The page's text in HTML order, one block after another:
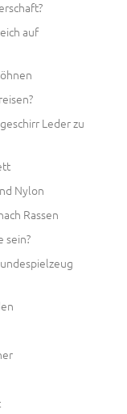
auf
Leder zu
Nylon
Rassen
sein?